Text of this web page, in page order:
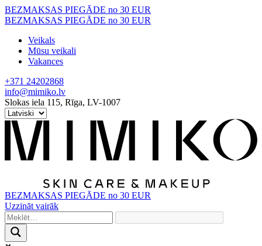
Skip
to
BEZMAKSAS PIEGĀDE no 30 EUR
BEZMAKSAS PIEGĀDE no 30 EUR
Veikals
Mūsu veikali
Vakances
+371 24202868
info@mimiko.lv
Slokas iela 115, Rīga, LV-1007
BEZMAKSAS PIEGĀDE no 30 EUR
Uzzināt vairāk